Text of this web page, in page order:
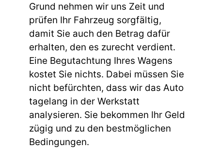
Grund nehmen wir uns Zeit und
prüfen Ihr Fahrzeug sorgfältig,
damit Sie auch den Betrag dafür
erhalten, den es zurecht verdient.
Eine Begutachtung Ihres Wagens
kostet Sie nichts. Dabei müssen Sie
nicht befürchten, dass wir das Auto
tagelang in der Werkstatt
analysieren. Sie bekommen Ihr Geld
zügig und zu den bestmöglichen
Bedingungen.